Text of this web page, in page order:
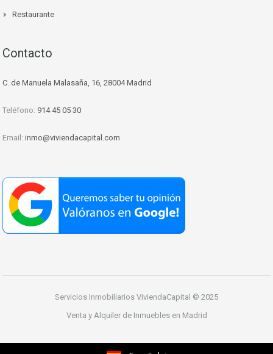
Restaurante
Contacto
C. de Manuela Malasaña, 16, 28004 Madrid
Teléfono: 914 45 05 30
Email: inmo@viviendacapital.com
Servicios Inmobiliarios ViviendaCapital © 2025
Venta y Alquiler de Inmuebles en Madrid